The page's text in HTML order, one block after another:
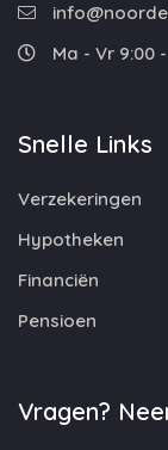
Ma - Vr 9:00 -
Snelle Links
Verzekeringen
Hypotheken
Financiën
Pensioen
Vragen?